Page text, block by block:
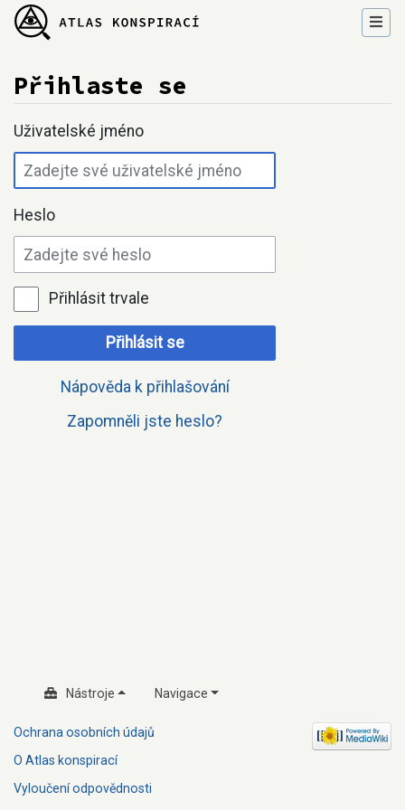
Přihlaste se
Přejít na:navigace,
Uživatelské jméno
Heslo
Přihlásit trvale
Přihlásit se
Nápověda k přihlašování
Zapomněli jste heslo?
Nástroje Navigace
Ochrana osobních údajů
O Atlas konspirací
Vyloučení odpovědnosti